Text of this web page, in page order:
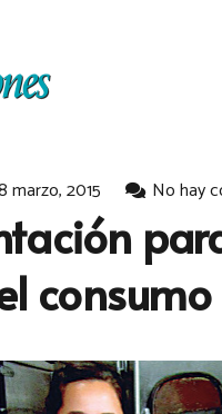
marzo, 2015 No hay